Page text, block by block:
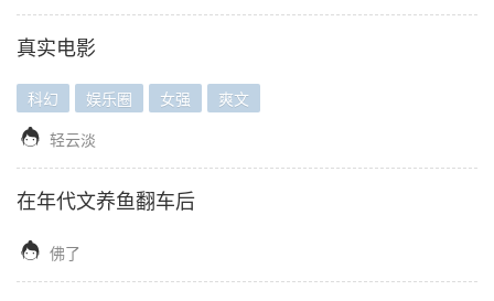
真实电影
科幻 娱乐圈 女强 爽文
 轻云淡
在年代文养鱼翻车后
 佛了